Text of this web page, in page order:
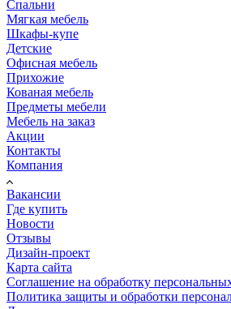
Спальни
Мягкая мебель
Шкафы-купе
Детские
Офисная мебель
Прихожие
Кованая мебель
Предметы мебели
Мебель на заказ
Акции
Контакты
Компания
Вакансии
Где купить
Новости
Отзывы
Дизайн-проект
Карта сайта
Соглашение на обработку
Политика защиты и обработки